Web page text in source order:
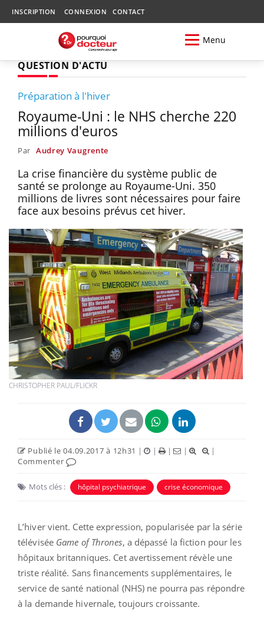
INSCRIPTION CONNEXION CONTACT
Menu
QUESTION D'ACTU
Préparation à l'hiver
Royaume-Uni : le NHS cherche 220
millions d'euros
Par Audrey Vaugrente
La crise financière du système public de
santé se prolonge au Royaume-Uni. 350
millions de livres sont nécessaires pour faire
face aux besoins prévus cet hiver.
CHRISTOPHER PAUL/FLICKR
Publié le 04.09.2017 à 12h31 | | | |
|
Commenter
Mots clés : hôpital psychiatrique crise économique
L’hiver vient. Cette expression, popularisée par la série
télévisée Game of Thrones, a dépassé la fiction pour les
hôpitaux britanniques. Cet avertissement révèle une
triste réalité. Sans financements supplémentaires, le
service de santé national (NHS) ne pourra pas répondre
à la demande hivernale, toujours croissante.